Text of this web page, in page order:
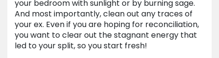
your bedroom with sunlight or by burning sage.
And most importantly, clean out any traces of
your ex. Even if you are hoping for reconciliation,
you want to clear out the stagnant energy that
led to your split, so you start fresh!